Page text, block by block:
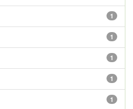
1
1
1
1
1